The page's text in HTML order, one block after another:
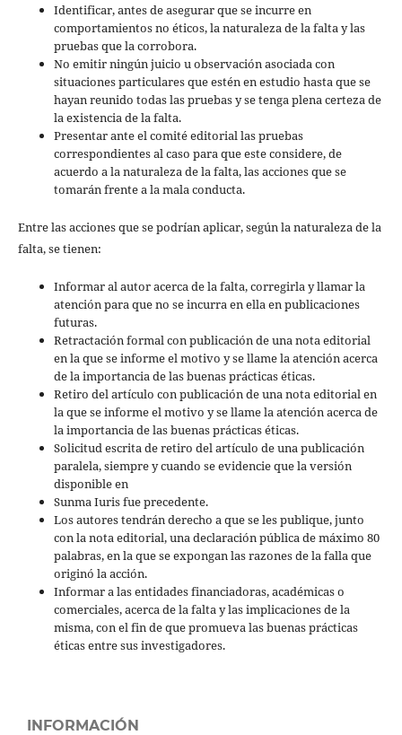
Identificar, antes de asegurar que se incurre en
comportamientos no éticos, la naturaleza de la falta y las
pruebas que la corrobora.
No emitir ningún juicio u observación asociada con
situaciones particulares que estén en estudio hasta que se
hayan reunido todas las pruebas y se tenga plena certeza de
la existencia de la falta.
Presentar ante el comité editorial las pruebas
correspondientes al caso para que este considere, de
acuerdo a la naturaleza de la falta, las acciones que se
tomarán frente a la mala conducta.
Entre las acciones que se podrían aplicar, según la naturaleza de la
falta, se tienen:
Informar al autor acerca de la falta, corregirla y llamar la
atención para que no se incurra en ella en publicaciones
futuras.
Retractación formal con publicación de una nota editorial
en la que se informe el motivo y se llame la atención acerca
de la importancia de las buenas prácticas éticas.
Retiro del artículo con publicación de una nota editorial en
la que se informe el motivo y se llame la atención acerca de
la importancia de las buenas prácticas éticas.
Solicitud escrita de retiro del artículo de una publicación
paralela, siempre y cuando se evidencie que la versión
disponible en
Sunma Iuris fue precedente.
Los autores tendrán derecho a que se les publique, junto
con la nota editorial, una declaración pública de máximo 80
palabras, en la que se expongan las razones de la falla que
originó la acción.
Informar a las entidades financiadoras, académicas o
comerciales, acerca de la falta y las implicaciones de la
misma, con el fin de que promueva las buenas prácticas
éticas entre sus investigadores.
INFORMACIÓN